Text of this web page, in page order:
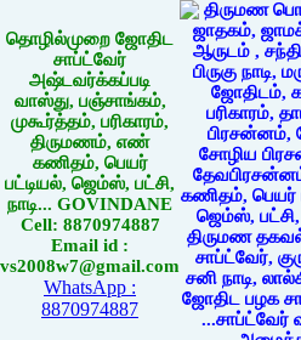
தொழில்முறை ஜோதிட
சாப்ட்வேர்
அஷ்டவர்க்கப்படி
வாஸ்து, பஞ்சாங்கம்,
முகூர்த்தம், பரிகாரம்,
திருமணம், எண்
கணிதம், பெயர்
பட்டியல், ஜெம்ஸ், பட்சி,
நாடி... GOVINDANE
Cell: 8870974887
Email id :
vs2008w7@gmail.com
WhatsApp :
8870974887